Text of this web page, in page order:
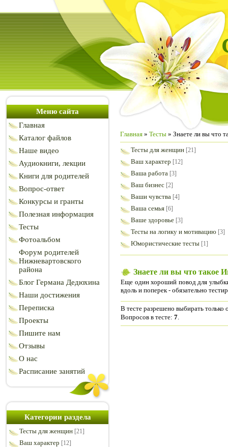
Меню сайта
Главная
Каталог файлов
Наше видео
Аудиокниги, лекции
Книги для родителей
Вопрос-ответ
Конкурсы и гранты
Полезная информация
Тесты
Фотоальбом
Форум родителей
Нижневартовского
района
Блог Германа Дедюхина
Наши достижения
Переписка
Проекты
Пишите нам
Отзывы
О нас
Расписание занятий
Категории раздела
Тесты для женщин [21]
Ваш характер [12]
Главная » Тесты » Знаете ли вы что
Тесты для женщин [21]
Ваш характер [12]
Ваша работа [3]
Ваш бизнес [2]
Ваши чувства [4]
Ваша семья [6]
Ваше здоровье [3]
Тесты на логику и мотивацию [3]
Юмористические тесты [1]
Знаете ли вы что такое
Еще один хороший повод для
вдоль и поперек - обязательно
В тесте разрешено выбирать только
Вопросов в тесте: 7